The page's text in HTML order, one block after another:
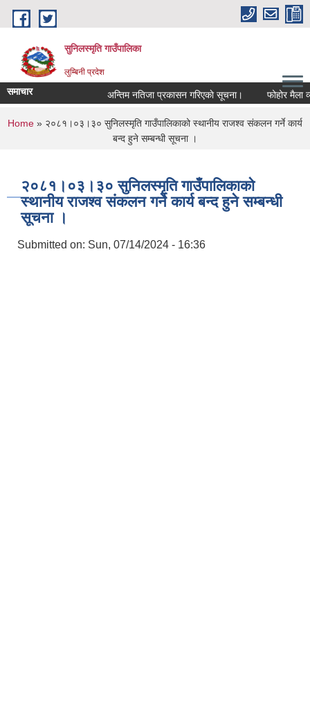
Skip to main content
सुनिलस्मृति गाउँपालिका
लुम्बिनी प्रदेश
समाचार अन्तिम नतिजा प्रकासन गरिएकाे सूचना। फोहोर मैला
You are here
Home » २०८१।०३।३० सुनिलस्मृति गाउँपालिकाको स्थानीय राजश्व संकलन गर्ने कार्य
बन्द हुने सम्बन्धी सूचना ।
२०८१।०३।३० सुनिलस्मृति गाउँपालिकाको
स्थानीय राजश्व संकलन गर्ने कार्य बन्द हुने सम्बन्धी
सूचना ।
Submitted on: Sun, 07/14/2024 - 16:36